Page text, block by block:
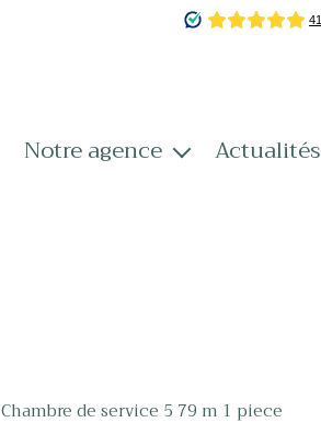
notre agence actualités
Chambre de service 5 79 m 1 piece